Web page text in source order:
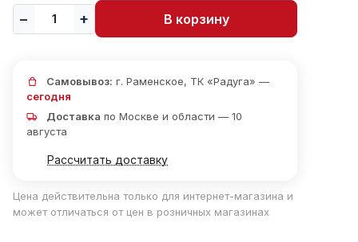
В корзину
Самовывоз: г. Раменское, ТК «Радуга» —
сегодня
Доставка по Москве и области — 10
августа
Рассчитать доставку
Цена действительна только для интернет-магазина и
может отличаться от цен в розничных магазинах